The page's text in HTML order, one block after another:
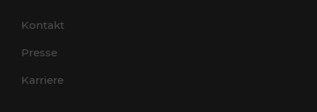
Kontakt
Presse
Karriere